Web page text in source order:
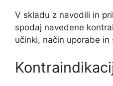
V skladu z navodili in
spodaj navedene
učinki, način uporabe